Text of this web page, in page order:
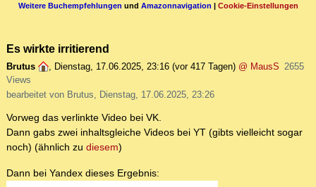
Weitere Buchempfehlungen und Amazonnavigation | Cookie-Einstellungen
Es wirkte irritierend
Brutus , Dienstag, 17.06.2025, 23:16 (vor 417 Tagen) @ MausS 2655
Views
bearbeitet von Brutus, Dienstag, 17.06.2025, 23:26
Vorweg das verlinkte Video bei VK.
Dann gabs zwei inhaltsgleiche Videos bei YT (gibts vielleicht sogar
noch) (ähnlich zu diesem)
Dann bei Yandex dieses Ergebnis: